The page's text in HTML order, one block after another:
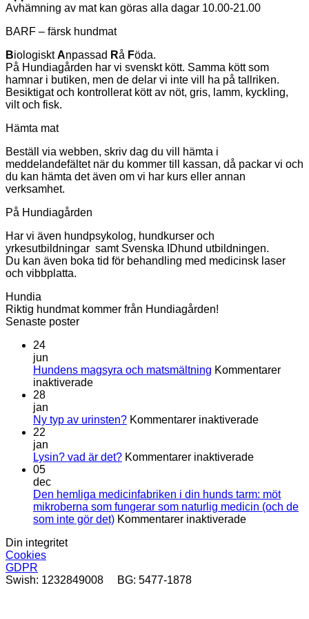
Avhämning av mat kan göras alla dagar 10.00-21.00
BARF – färsk hundmat
BiologisktAnpassad Rå Föda.
På Hundiagården har vi svenskt kött. Samma kött som
hamnar i butiken, men de delar vi inte vill ha på tallriken.
Besiktigat och kontrollerat kött av nöt, gris, lamm, kyckling,
vilt och fisk.
Hämta mat
Beställ via webben, skriv dag du vill hämta i
meddelandefältet när du kommer till kassan, då packar vi och
du kan hämta det även om vi har kurs eller annan
verksamhet.
På Hundiagården
Har vi även hundpsykolog, hundkurser och
yrkesutbildningar samt Svenska IDhund utbildningen.
Du kan även boka tid för behandling med medicinsk laser
och vibbplatta.
Hundia
Riktig hundmat kommer från Hundiagården!
Senaste poster
24
jun
Hundens magsyra och matsmältning Kommentarer
inaktiveradeför
och
28
jan
Ny typ av urinsten? Kommentarer inaktiveradeför
22
jan
Lysin? vad är det? Kommentarer inaktiveradeför
är
det?
05
dec
Den hemliga medicinfabriken i din hunds tarm: möt
mikroberna som fungerar som naturlig medicin (och de
som inte gör det) Kommentarer inaktiveradeför
Din integritet
Cookies
GDPR
Swish: 1232849008 BG: 5477-1878